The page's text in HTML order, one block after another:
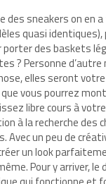
des sneakers on en
quasi identiques),
porter des baskets
? Personne d’autre
elles seront
vous pourrez
libre cours à votre
à la recherche des
Avec un peu de
un look
Pour y arriver, le